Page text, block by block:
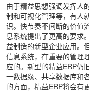
由于精益思想强调发挥人
制和可视化管理等，有人
识。快节奏不间断的价值
息系统提出了更高的要求
益制造的新型企业应用。
信息系统，在重要的管理
应的。新型的精益ERP仍
一数据缘、共享数据库和
的方面，精益ERP将会有